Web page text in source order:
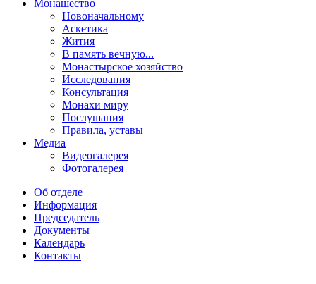
Монашество
Новоначальному
Аскетика
Жития
В память вечную...
Монастырское хозяйство
Исследования
Консультация
Монахи миру
Послушания
Правила, уставы
Медиа
Видеогалерея
Фотогалерея
Об отделе
Информация
Председатель
Документы
Календарь
Контакты